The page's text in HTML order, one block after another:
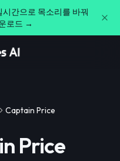
시간으로 목소리를 바꿔
로드 →
Captain Price
Price